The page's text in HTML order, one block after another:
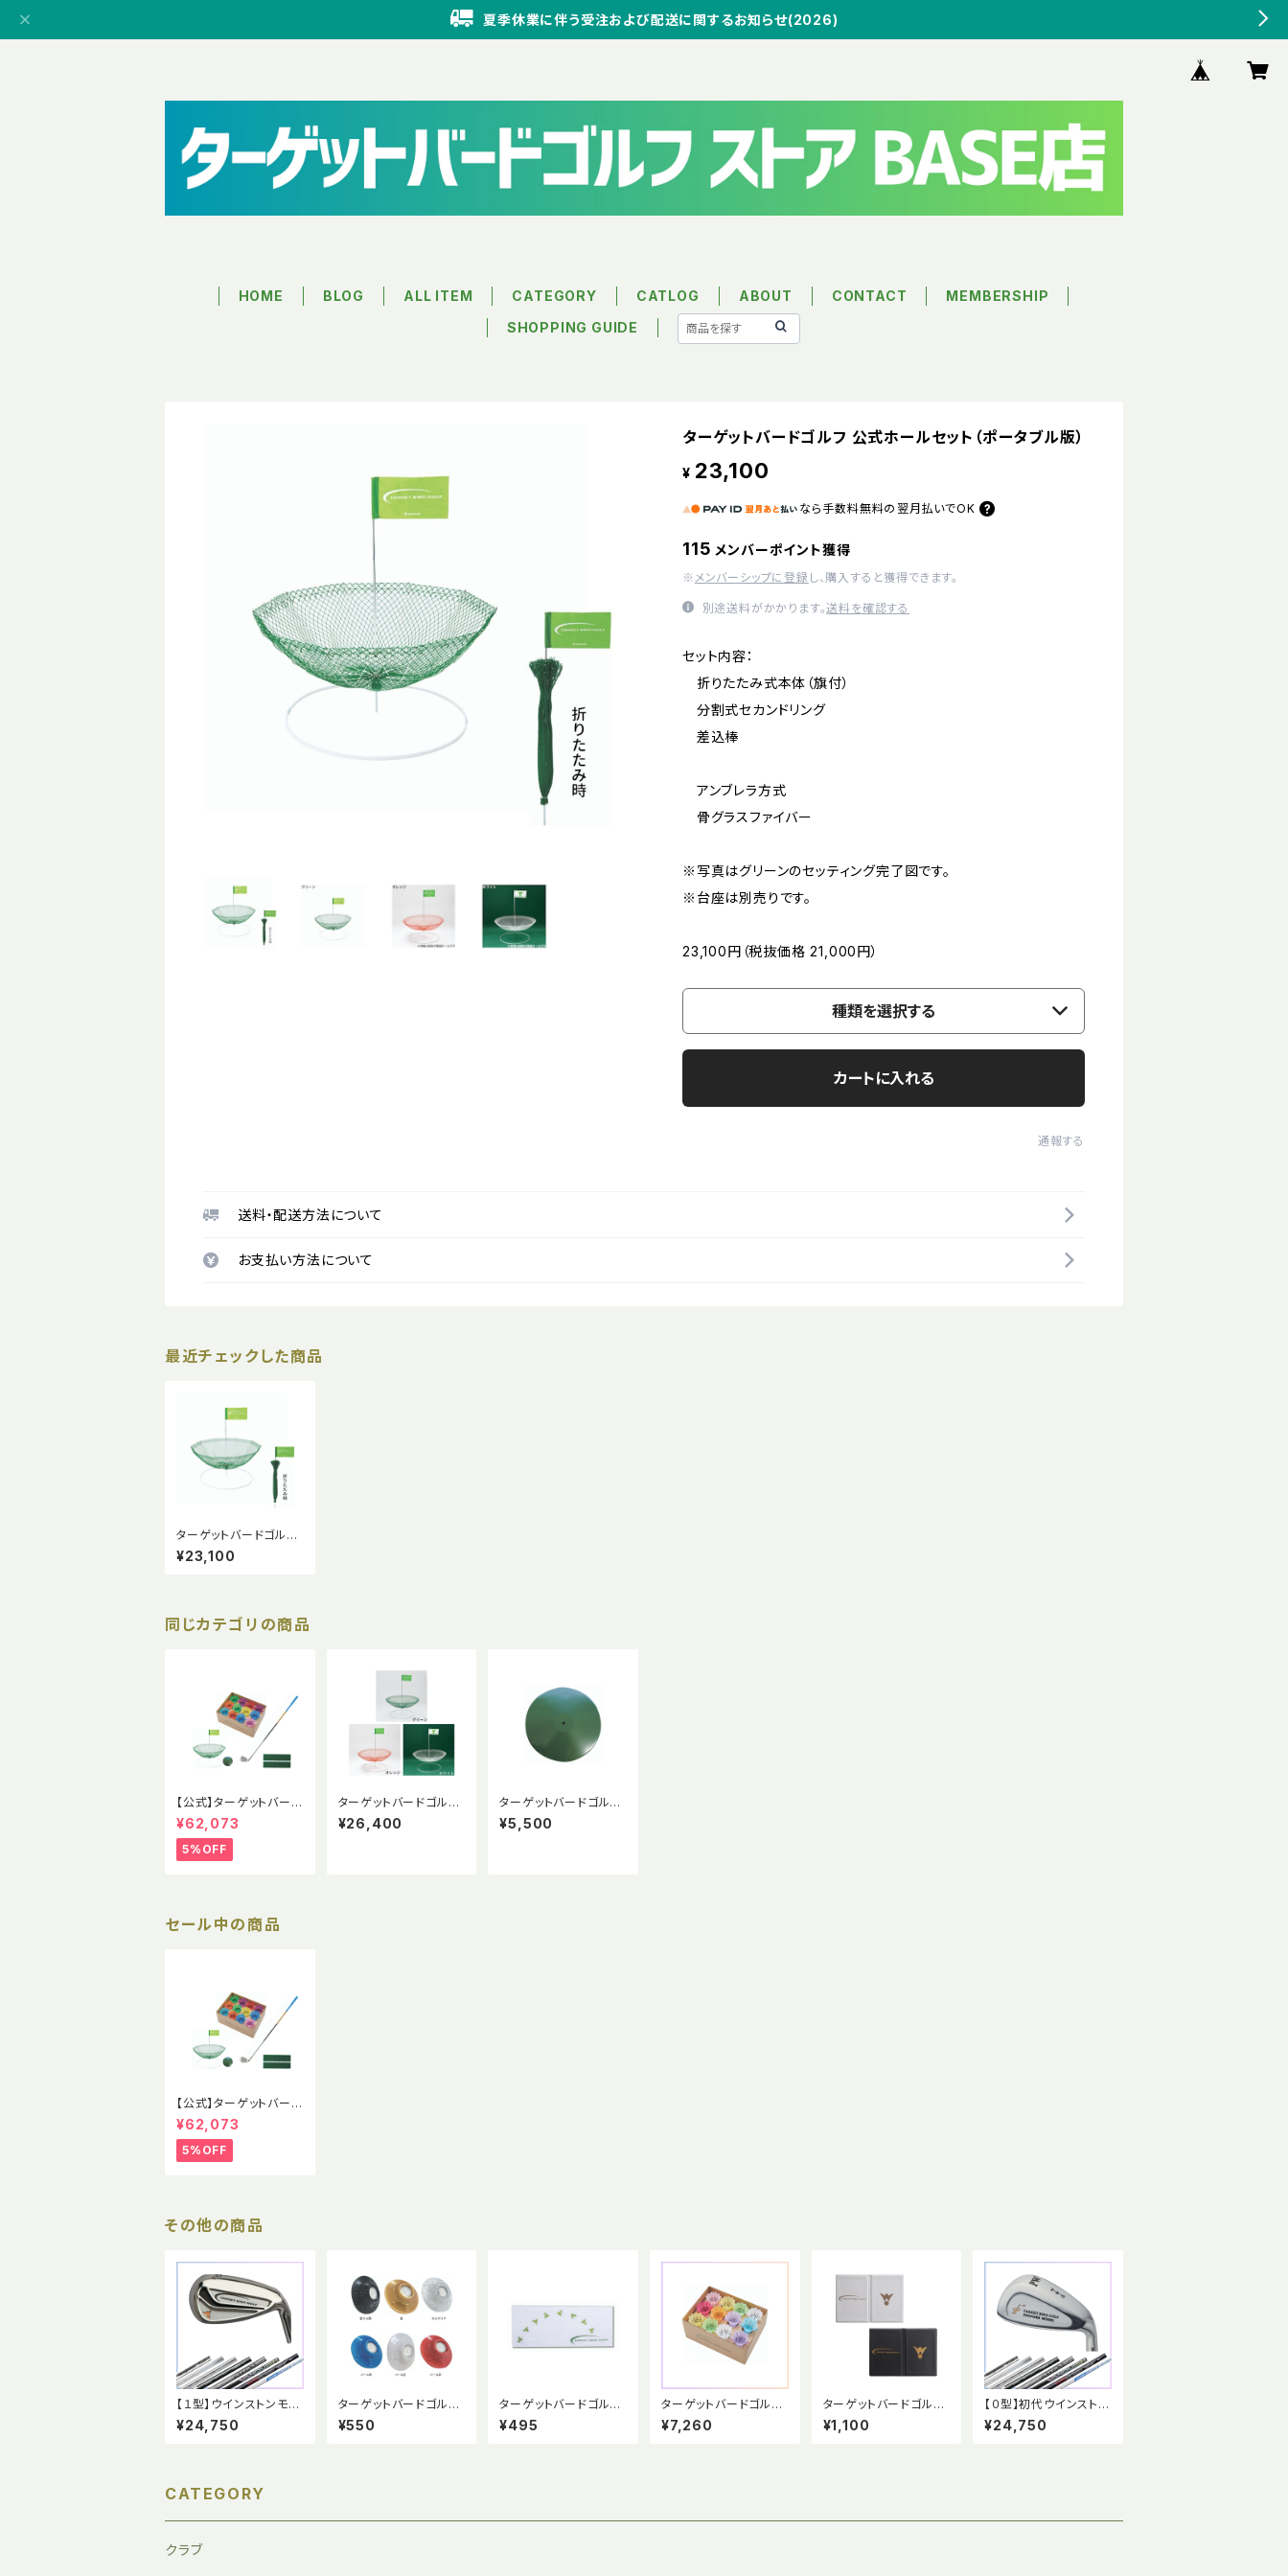
夏季休業に伴う受注および配送に関するお知らせ(2026)
HOME BLOG ALL ITEM CATEGORY CATLOG ABOUT CONTACT
MEMBERSHIP
SHOPPING GUIDE
ターゲットバードゴルフ 公式ホールセット（ポータブル版）
¥ 23,100
なら 手数料無料の 翌月払いでOK
115 メンバーポイント獲得
※ メンバーシップに登録 し、購入すると獲得できます。
別途送料がかかります。送料を確認する
セット内容：
折りたたみ式本体（旗付）
分割式セカンドリング
差込棒
アンブレラ方式
骨グラスファイバー
※写真はグリーンのセッティング完了図です。
※台座は別売りです。
23,100円（税抜価格 21,000円）
種類を選択する
カートに入れる
通報する
送料・配送方法について
お支払い方法について
最近チェックした商品
ターゲットバードゴルフ
公式ホールセット（ポー
タブル版）
¥23,100
同じカテゴリの商品
【公式】ターゲットバード
ゴルフ ポータブルホー
ル スターターセット
¥62,073
5%OFF
ターゲットバードゴルフ
公式ホールセット（常設
コース用）【受注生産品
¥26,400
ターゲットバードゴルフ
専用ホール台座
¥5,500
セール中の商品
【公式】ターゲットバード
ゴルフ ポータブルホー
ル スターターセット
¥62,073
5%OFF
その他の商品
【１型】ウインストンモデ
ル ターゲットバードゴ
ルフ 専用クラブ
¥24,750
ターゲットバードゴルフ
専用 ボールピッカー
¥550
ターゲットバードゴルフ
マーク入りタオル
¥495
ターゲットバードゴルフ
ボール【公式球】オール
パステルカラー12個セッ
¥7,260
ターゲットバードゴルフ
専用スコアカードケー
ス
¥1,100
【０型】初代ウインストン
モデル ターゲットバー
ドゴルフ 専用クラブ
¥24,750
CATEGORY
クラブ